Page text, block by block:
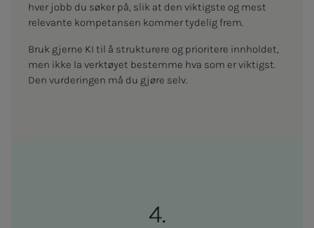
hver jobb du søker på, slik at den viktigste og mest
relevante kompetansen kommer tydelig frem.
Bruk gjerne KI til å strukturere og prioritere innholdet,
men ikke la verktøyet bestemme hva som er viktigst.
Den vurderingen må du gjøre selv.